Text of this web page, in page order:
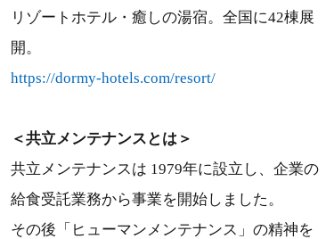
リゾートホテル・癒しの湯宿。全国に42棟展
開。
https://dormy-hotels.com/resort/
＜共立メンテナンスとは＞
共立メンテナンスは 1979年に設立し、企業の
給食受託業務から事業を開始しました。
その後「ヒューマンメンテナンス」の精神を